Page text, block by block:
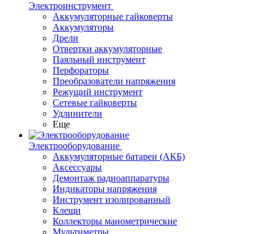
Электроинструмент
Аккумуляторные гайковерты
Аккумуляторы
Дрели
Отвертки аккумуляторные
Паяльный инструмент
Перфораторы
Преобразователи напряжения
Режущий инструмент
Сетевые гайковерты
Удлинители
Еще
Электрооборудование
Аккумуляторные батареи (АКБ)
Аксессуары
Демонтаж радиоаппаратуры
Индикаторы напряжения
Инструмент изолированный
Клещи
Коллекторы манометрические
Мультиметры